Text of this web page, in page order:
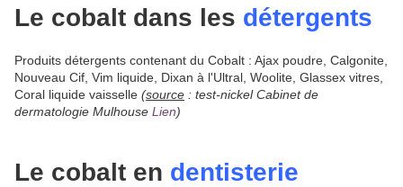
Le cobalt dans les détergents
Produits détergents contenant du Cobalt : Ajax poudre, Calgonite,
Nouveau Cif, Vim liquide, Dixan à l'Ultral, Woolite, Glassex vitres,
Coral liquide vaisselle (source : test-nickel Cabinet de
dermatologie Mulhouse Lien)
Le cobalt en dentisterie